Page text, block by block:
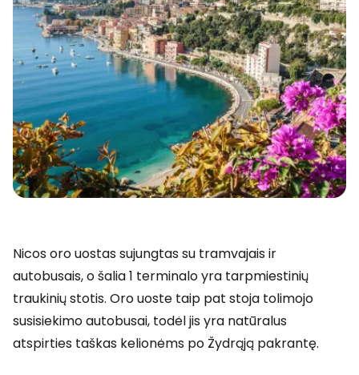
Nicos oro uostas sujungtas su tramvajais ir
autobusais, o šalia 1 terminalo yra tarpmiestinių
traukinių stotis. Oro uoste taip pat stoja tolimojo
susisiekimo autobusai, todėl jis yra natūralus
atspirties taškas kelionėms po Žydrąją pakrantę.